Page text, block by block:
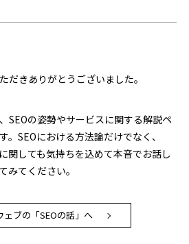
だきありがとうございました。
SEOの姿勢やサービスに関する解説ペ
。SEOにおける方法論だけでなく、
関しても気持ちを込めて本音でお話し
みてください。
ェブの「SEOの話」へ